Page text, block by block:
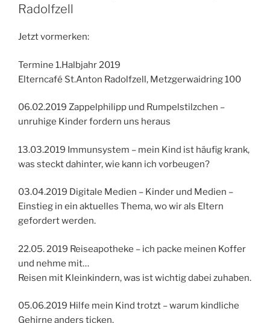
Radolfzell
Jetzt vormerken:
Termine 1.Halbjahr 2019
Elterncafé St.Anton Radolfzell, Metzgerwaidring 100
06.02.2019 Zappelphilipp und Rumpelstilzchen –
unruhige Kinder fordern uns heraus
13.03.2019 Immunsystem – mein Kind ist häufig krank,
was steckt dahinter, wie kann ich vorbeugen?
03.04.2019 Digitale Medien – Kinder und Medien –
Einstieg in ein aktuelles Thema, wo wir als Eltern
gefordert werden.
22.05. 2019 Reiseapotheke – ich packe meinen Koffer
und nehme mit…
Reisen mit Kleinkindern, was ist wichtig dabei zuhaben.
05.06.2019 Hilfe mein Kind trotzt – warum kindliche
Gehirne anders ticken.